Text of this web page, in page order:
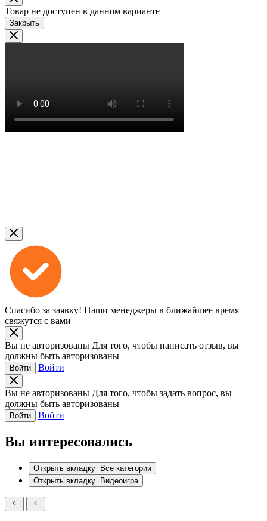
Товар не доступен в данном варианте
Закрыть
Спасибо за заявку! Наши менеджеры в ближайшее время
свяжутся с вами
Вы не авторизованы Для того, чтобы написать отзыв, вы
должны быть авторизованы
Войти Войти
Вы не авторизованы Для того, чтобы задать вопрос, вы
должны быть авторизованы
Войти Войти
Вы интересовались
Открыть вкладку
Все категории
Открыть вкладку
Видеоигра